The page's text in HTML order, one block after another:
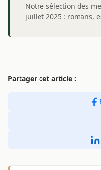
Notre sélection des
juillet 2025 : romans,
Partager cet article :